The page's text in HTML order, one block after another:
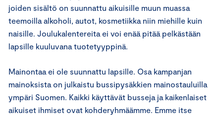
joiden sisältö on suunnattu aikuisille muun muassa
teemoilla alkoholi, autot, kosmetiikka niin miehille kuin
naisille. Joulukalentereita ei voi enää pitää pelkästään
lapsille kuuluvana tuotetyyppinä.
Mainontaa ei ole suunnattu lapsille. Osa kampanjan
mainoksista on julkaistu bussipysäkkien mainostauluilla
ympäri Suomen. Kaikki käyttävät busseja ja kaikenlaiset
aikuiset ihmiset ovat kohderyhmäämme. Emme itse